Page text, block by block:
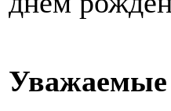
Уважаемые